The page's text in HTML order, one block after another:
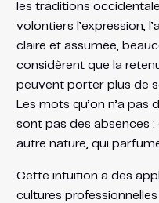
les traditions
volontiers l’expression,
claire et assumée,
considèrent que la
peuvent porter plus de
Les mots qu’on n’a
sont pas des absences :
autre nature, qui
Cette intuition a des
cultures